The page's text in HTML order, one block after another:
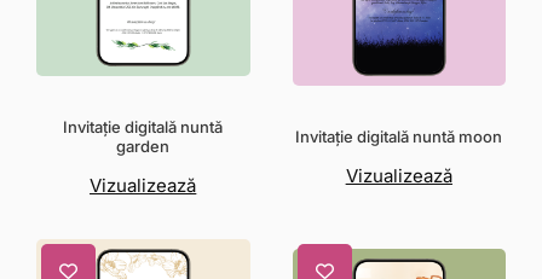
Invitație digitală nuntă
garden
Vizualizează
Invitație digitală nuntă moon
Vizualizează